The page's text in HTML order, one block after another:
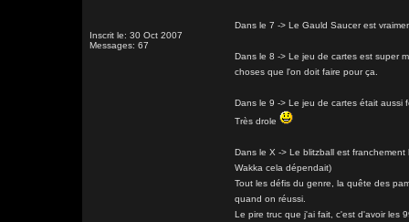
Inscrit le: 30 Oct 2007
Messages: 67
Dans le 7 -> Le Gauld Saucer est
Dans le 8 -> Le jeu de cartes est super
choses que l'on doit faire pour ça.
Dans le 9 -> Le jeu de cartes était aussi
Très drole
Dans le X -> Le blitzball est
Wakka cela dépendait)
Tout les défis du genre, la quête des
quand on réussi.
Le pire truc que j'ai fait, c'est d'avoir les